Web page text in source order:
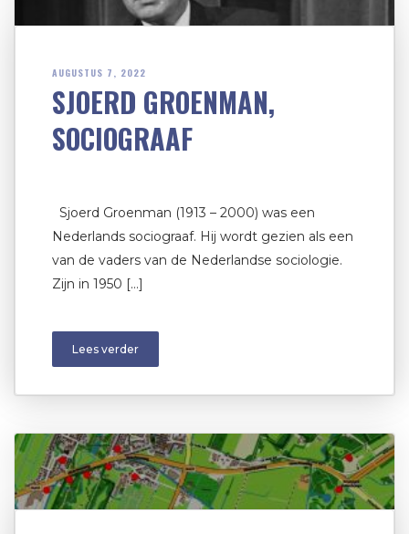
AUGUSTUS 7, 2022
SJOERD GROENMAN,
SOCIOGRAAF
Sjoerd Groenman (1913 – 2000) was een
Nederlands sociograaf. Hij wordt gezien als een
van de vaders van de Nederlandse sociologie.
Zijn in 1950 […]
Lees verder